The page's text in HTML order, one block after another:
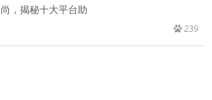
尚，揭秘十大平台助
239